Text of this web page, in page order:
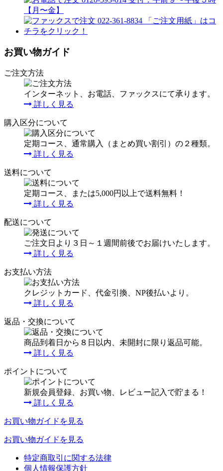
お買い物ガイド
ご注文方法
インターネット、お電話、ファックスにて承ります。
詳しく見る
購入区分について
定期コース、通常購入（まとめ買い割引）の２種類。
詳しく見る
送料について
定期コース、または5,000円以上で送料無料！
詳しく見る
配送について
ご注文日より３日～１週間前後でお届けいたします。
詳しく見る
お支払い方法
クレジットカード、代金引換、NP後払いより。
詳しく見る
返品・交換について
商品到着日から８日以内、未開封に限り返品可能。
詳しく見る
ポイントについて
新規会員登録、お買い物、レビュー記入で貯まる！
詳しく見る
お買い物ガイドを見る
お買い物ガイドを見る
特定商取引に関する法律
個人情報保護方針